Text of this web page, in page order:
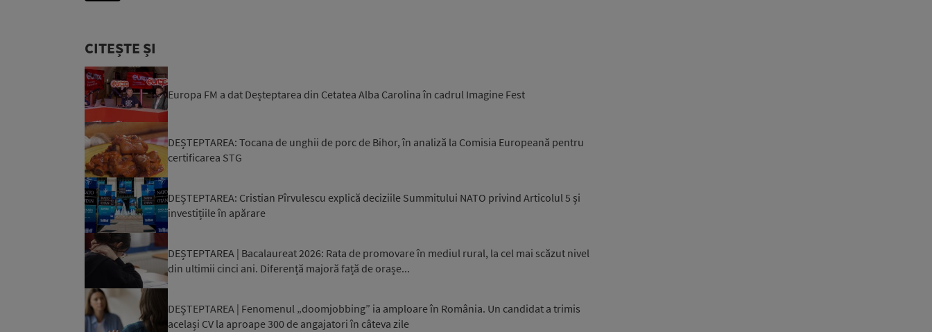
CITEȘTE ȘI
Europa FM a dat Deșteptarea din Cetatea Alba Carolina în cadrul Imagine Fest
DEȘTEPTAREA: Tocana de unghii de porc de Bihor, în analiză la Comisia Europeană pentru
certificarea STG
DEȘTEPTAREA: Cristian Pîrvulescu explică deciziile Summitului NATO privind Articolul 5 și
investițiile în apărare
DEȘTEPTAREA | Bacalaureat 2026: Rata de promovare în mediul rural, la cel mai scăzut nivel
din ultimii cinci ani. Diferență majoră față de orașe...
DEȘTEPTAREA | Fenomenul „doomjobbing” ia amploare în România. Un candidat a trimis
același CV la aproape 300 de angajatori în câteva zile